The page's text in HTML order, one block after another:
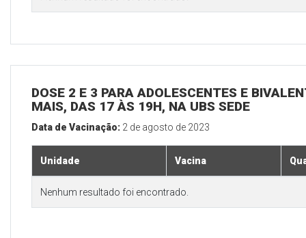
DOSE 2 E 3 PARA ADOLESCENTES E
MAIS, DAS 17 ÀS 19H, NA UBS SEDE
Data de Vacinação: 2 de agosto de 2023
Unidade Vacina
Nenhum resultado foi encontrado.